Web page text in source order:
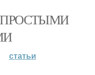
статьи